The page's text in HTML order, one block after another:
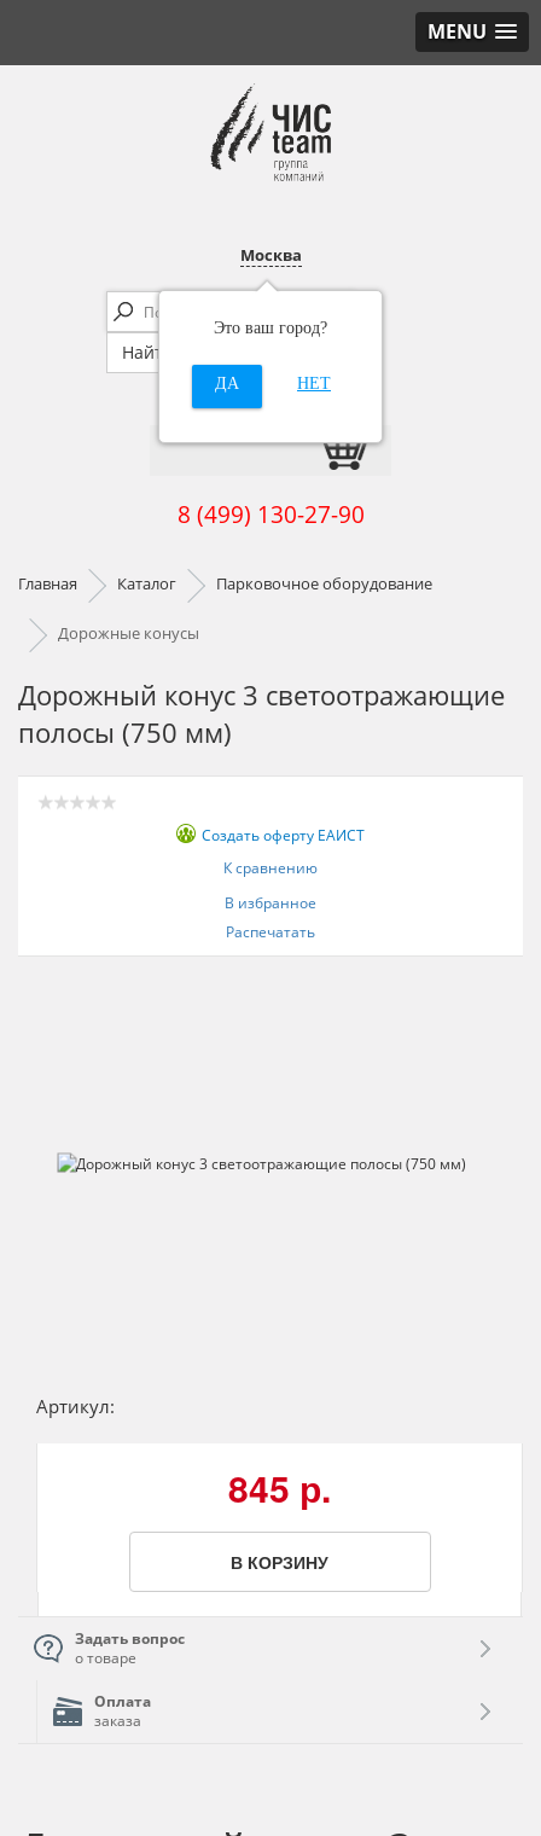
MENU
Москва
Это ваш город?
ДА НЕТ
8 (499) 130-27-90
Главная Каталог Парковочное оборудование
Дорожные конусы
Дорожный конус 3 светоотражающие
полосы (750 мм)
Создать оферту ЕАИСТ
К сравнению
В избранное
Распечатать
Артикул:
845 р.
В КОРЗИНУ
Задать вопрос
о товаре
Оплата
заказа